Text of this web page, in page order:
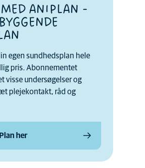
MED ANIPLAN -
egen sundhedsplan hele
pris. Abonnementet
visse undersøgelser og
plejekontakt, råd og
her